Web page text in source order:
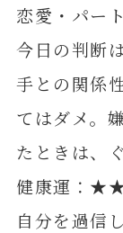
恋愛・パー
今日の判断
手との関係
てはダメ。
たときは、
健康運：
自分を過信